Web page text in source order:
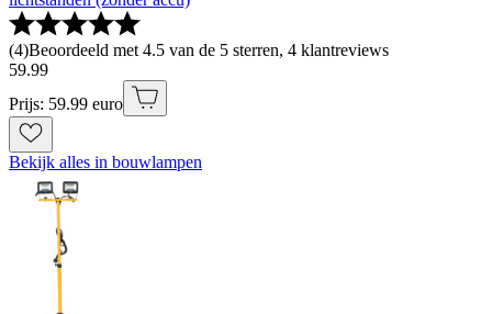
(4)Beoordeeld met 4.5 van de 5 sterren, 4 klantreviews
59.99
Prijs: 59.99 euro
Bekijk alles in bouwlampen